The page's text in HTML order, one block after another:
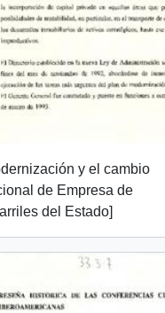
y el cambio
de Empresa de
del Estado]